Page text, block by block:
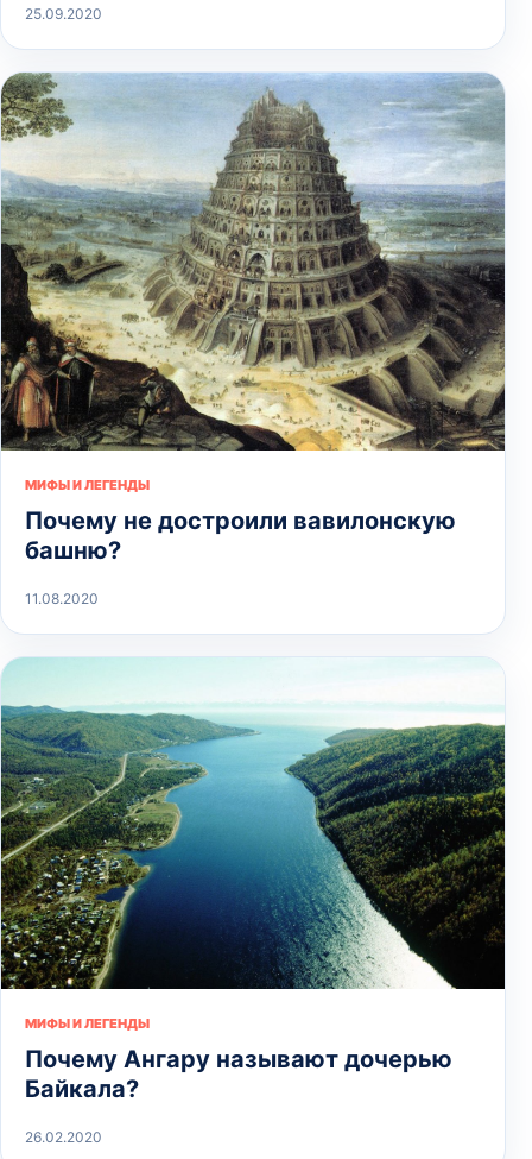
25.09.2020
МИФЫ И ЛЕГЕНДЫ
Почему не достроили вавилонскую
башню?
11.08.2020
МИФЫ И ЛЕГЕНДЫ
Почему Ангару называют дочерью
Байкала?
26.02.2020